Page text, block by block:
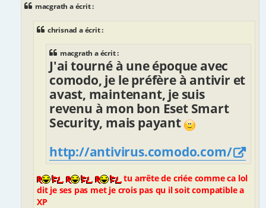
macgrath a écrit :
chrisnad a écrit :
macgrath a écrit :
J'ai tourné à une époque avec
comodo, je le préfère à antivir et
avast, maintenant, je suis
revenu à mon bon Eset Smart
Security, mais payant
http://antivirus.comodo.com/
tu arrête de criée comme ca lol
dit je ses pas met je crois pas qu il soit compatible a
XP